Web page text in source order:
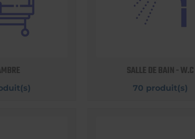
SALLE DE BAIN - W.C
70 produit(s)